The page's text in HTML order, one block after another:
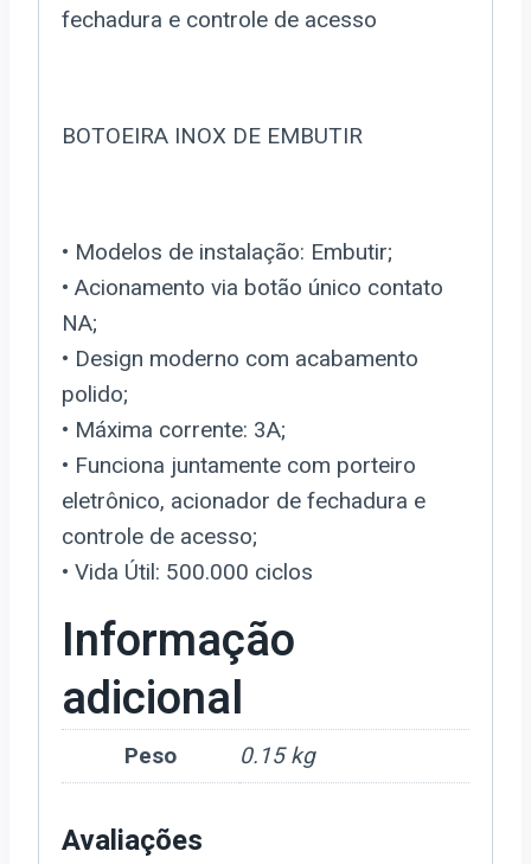
fechadura e controle de acesso
BOTOEIRA INOX DE EMBUTIR
• Modelos de instalação: Embutir;
• Acionamento via botão único contato
NA;
• Design moderno com acabamento
polido;
• Máxima corrente: 3A;
• Funciona juntamente com porteiro
eletrônico, acionador de fechadura e
controle de acesso;
• Vida Útil: 500.000 ciclos
Informação
adicional
Peso 0.15 kg
Avaliações